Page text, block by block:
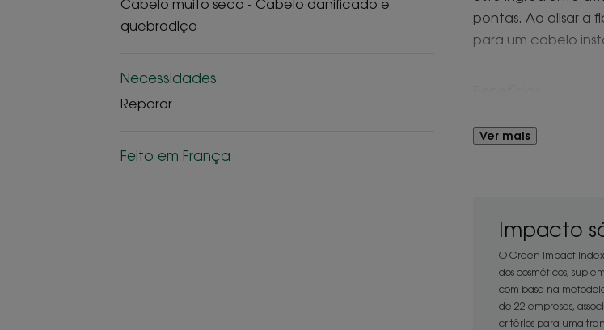
Cabelo muito seco - Cabelo danificado e
quebradiço
Necessidades
Reparar
Feito em França
pontas. Ao alisar a
para um cabelo
• Nutre : o
Ver mais
Impacto
O Green Impact
dos cosméticos,
com base na
de 22 empresas,
critérios para uma